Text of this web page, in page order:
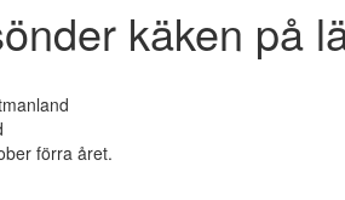
käken på
förra året.